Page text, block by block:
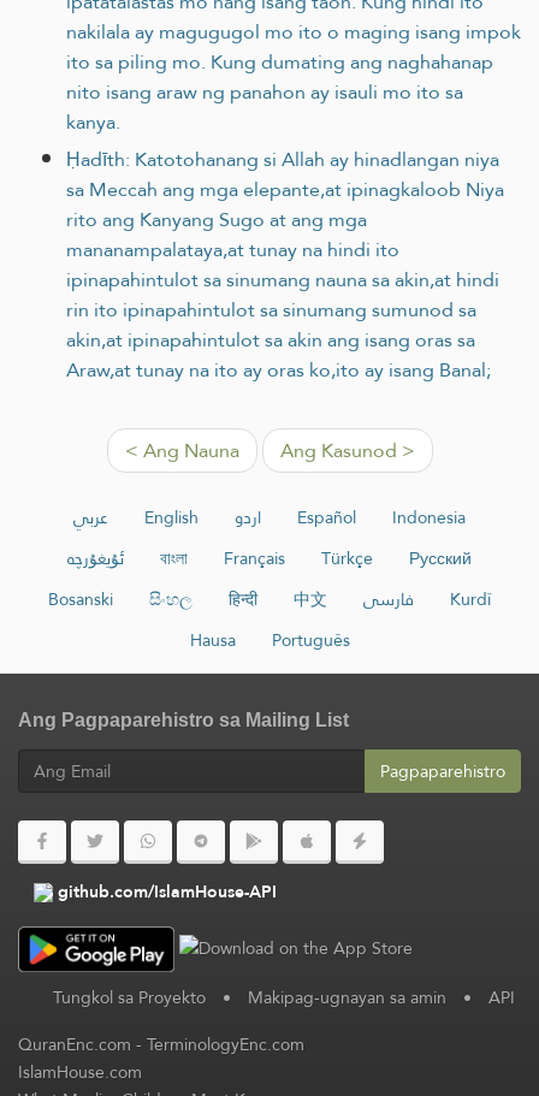
nakilala ay magugugol mo ito o maging isang impok
ito sa piling mo. Kung dumating ang naghahanap
nito isang araw ng panahon ay isauli mo ito sa
kanya.
Ḥadīth: Katotohanang si Allah ay hinadlangan niya
sa Meccah ang mga elepante,at ipinagkaloob Niya
rito ang Kanyang Sugo at ang mga
mananampalataya,at tunay na hindi ito
ipinapahintulot sa sinumang nauna sa akin,at hindi
rin ito ipinapahintulot sa sinumang sumunod sa
akin,at ipinapahintulot sa akin ang isang oras sa
Araw,at tunay na ito ay oras ko,ito ay isang Banal;
< Ang Nauna Ang Kasunod >
عربي English اردو Español
Indonesia
ئۇيغۇرچە
বাংলা Français Türkçe
Русский
Bosanski
සිංහල हिन्दी 中文 فارسی
Kurdî
Hausa
Português
Ang Pagpaparehistro sa Mailing List
Pagpaparehistro
github.com/IslamHouse-API
Tungkol sa Proyekto • Makipag-ugnayan sa amin • API
QuranEnc.com-TerminologyEnc.com
IslamHouse.com